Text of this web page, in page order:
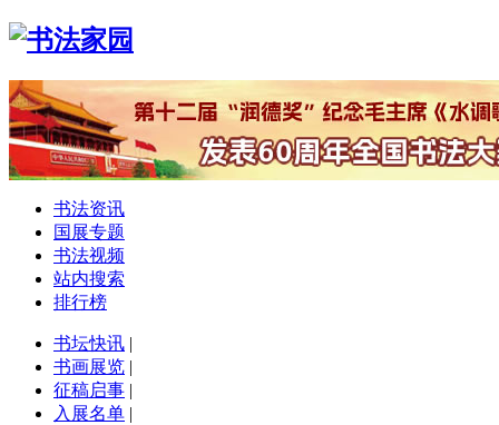
书法资讯
国展专题
书法视频
站内搜索
排行榜
书坛快讯 |
书画展览 |
征稿启事 |
入展名单 |